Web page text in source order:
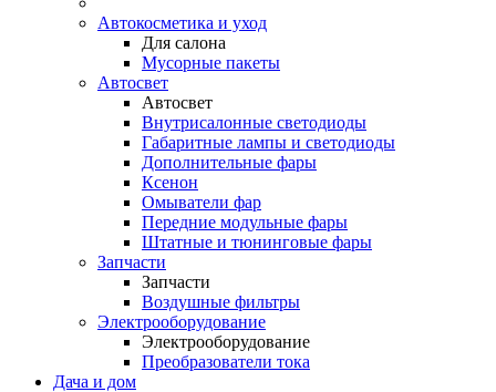
Автокосметика и уход
Для салона
Мусорные пакеты
Автосвет
Автосвет
Внутрисалонные светодиоды
Габаритные лампы и светодиоды
Дополнительные фары
Ксенон
Омыватели фар
Передние модульные фары
Штатные и тюнинговые фары
Запчасти
Запчасти
Воздушные фильтры
Электрооборудование
Электрооборудование
Преобразователи тока
Дача и дом